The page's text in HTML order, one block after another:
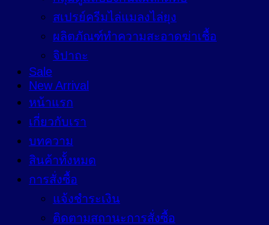
สเปรย์ครีมไล่แมลงไล่ยุง
ผลิตภัณฑ์ทำความสะอาดฆ่าเชื้อ
จิปาถะ
Sale
New Arrival
หน้าแรก
เกี่ยวกับเรา
บทความ
สินค้าทั้งหมด
การสั่งซื้อ
แจ้งชำระเงิน
ติดตามสถานะการสั่งซื้อ